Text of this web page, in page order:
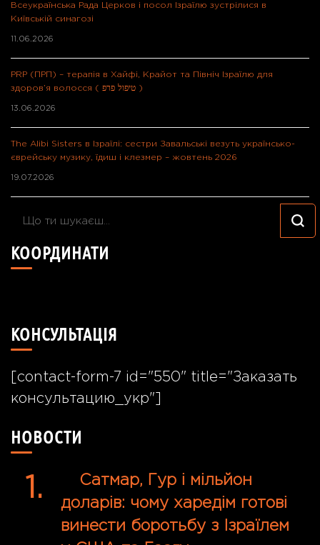
Всеукраїнська Рада Церков і посол Ізраїлю зустрілися в
Київській синагозі
11.06.2026
PRP (ПРП) – терапія в Хайфі, Крайот та Північ Ізраїлю для
здоров’я волосся ( טיפול פרפ )
13.06.2026
The Alibi Sisters в Ізраїлі: сестри Завальські везуть українсько-
єврейську музику, їдиш і клезмер – жовтень 2026
19.07.2026
Шукаєте
КООРДИНАТИ
КОНСУЛЬТАЦІЯ
[contact-form-7 id="550" title="Заказать
консультацию_укр"]
НОВОСТИ
Сатмар, Гур і мільйон
доларів: чому харедім готові
винести боротьбу з Ізраїлем